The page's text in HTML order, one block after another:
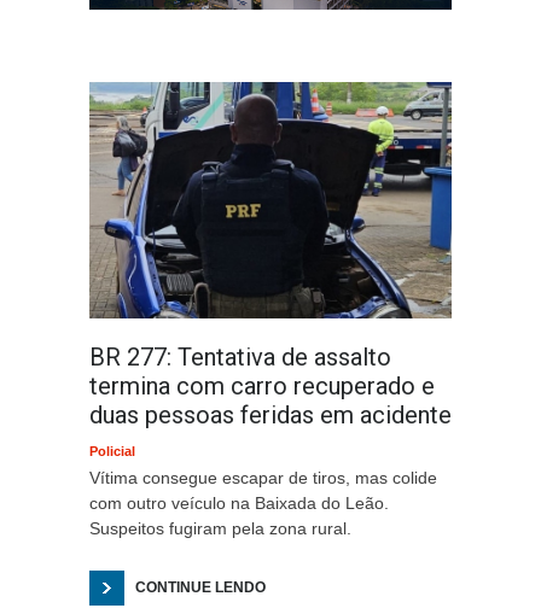
BR 277: Tentativa de assalto
termina com carro recuperado e
duas pessoas feridas em acidente
Policial
Vítima consegue escapar de tiros, mas colide
com outro veículo na Baixada do Leão.
Suspeitos fugiram pela zona rural.
CONTINUE LENDO